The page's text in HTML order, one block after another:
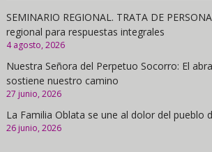
SEMINARIO REGIONAL. TRATA DE
regional para respuestas integrales
4 agosto, 2026
Nuestra Señora del Perpetuo Socorro: El
sostiene nuestro camino
27 junio, 2026
La Familia Oblata se une al dolor del pueblo
26 junio, 2026